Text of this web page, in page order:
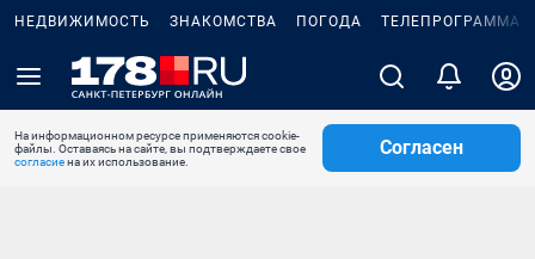
НЕДВИЖИМОСТЬ ЗНАКОМСТВА ПОГОДА ТЕЛЕПРОГРАММА
На информационном ресурсе применяются cookie-
файлы. Оставаясь на сайте, вы подтверждаете свое
согласиена их использование.
Согласен